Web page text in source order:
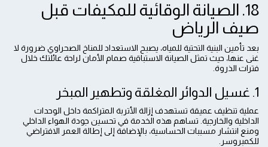
18. الصيانة الوقائية للمكيفات قبل
صيف الرياض
بعد تأمين البنية التحتية للمياه، يصبح الاستعداد للمناخ الصحراوي ضرورة لا
غنى عنها، حيث تمثل الصيانة الاستباقية صمام الأمان لراحة عائلتك خلال
فترات الذروة.
1. غسيل الدوائر المغلقة وتطهير المبخر
عملية تنظيف عميقة تستهدف إزالة الأتربة المتراكمة داخل الوحدات
الداخلية والخارجية. تساهم هذه الخدمة في تحسين جودة الهواء الداخلي
ومنع انتشار مسببات الحساسية، بالإضافة إلى إطالة العمر الافتراضي
للكمبروسر.